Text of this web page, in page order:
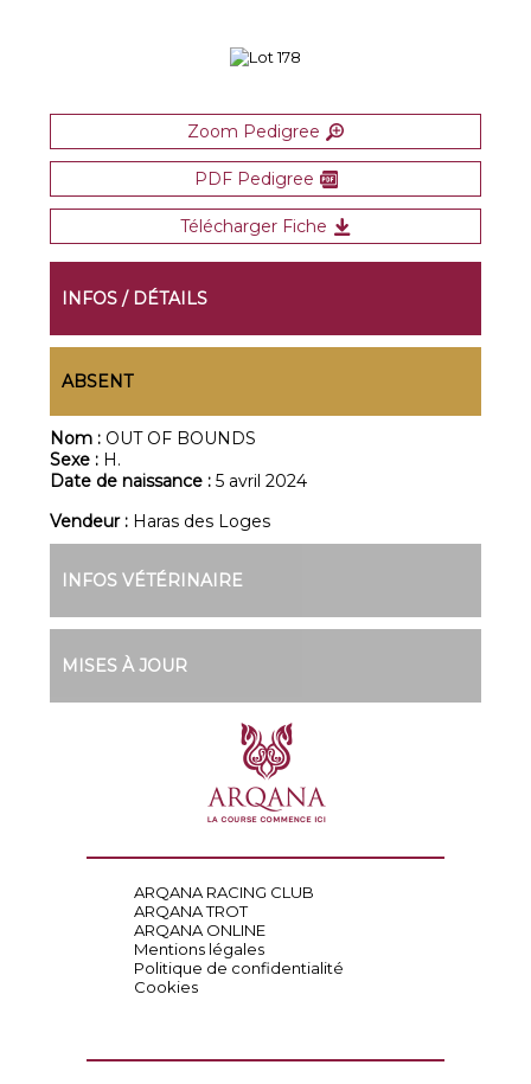
Zoom Pedigree
PDF Pedigree
Télécharger Fiche
INFOS / DÉTAILS
ABSENT
Nom : OUT OF BOUNDS
Sexe : H.
Date de naissance :5 avril 2024
Vendeur : Haras des Loges
INFOS VÉTÉRINAIRE
MISES À JOUR
ARQANA RACING CLUB
ARQANA TROT
ARQANA ONLINE
Mentions légales
Politique de confidentialité
Cookies